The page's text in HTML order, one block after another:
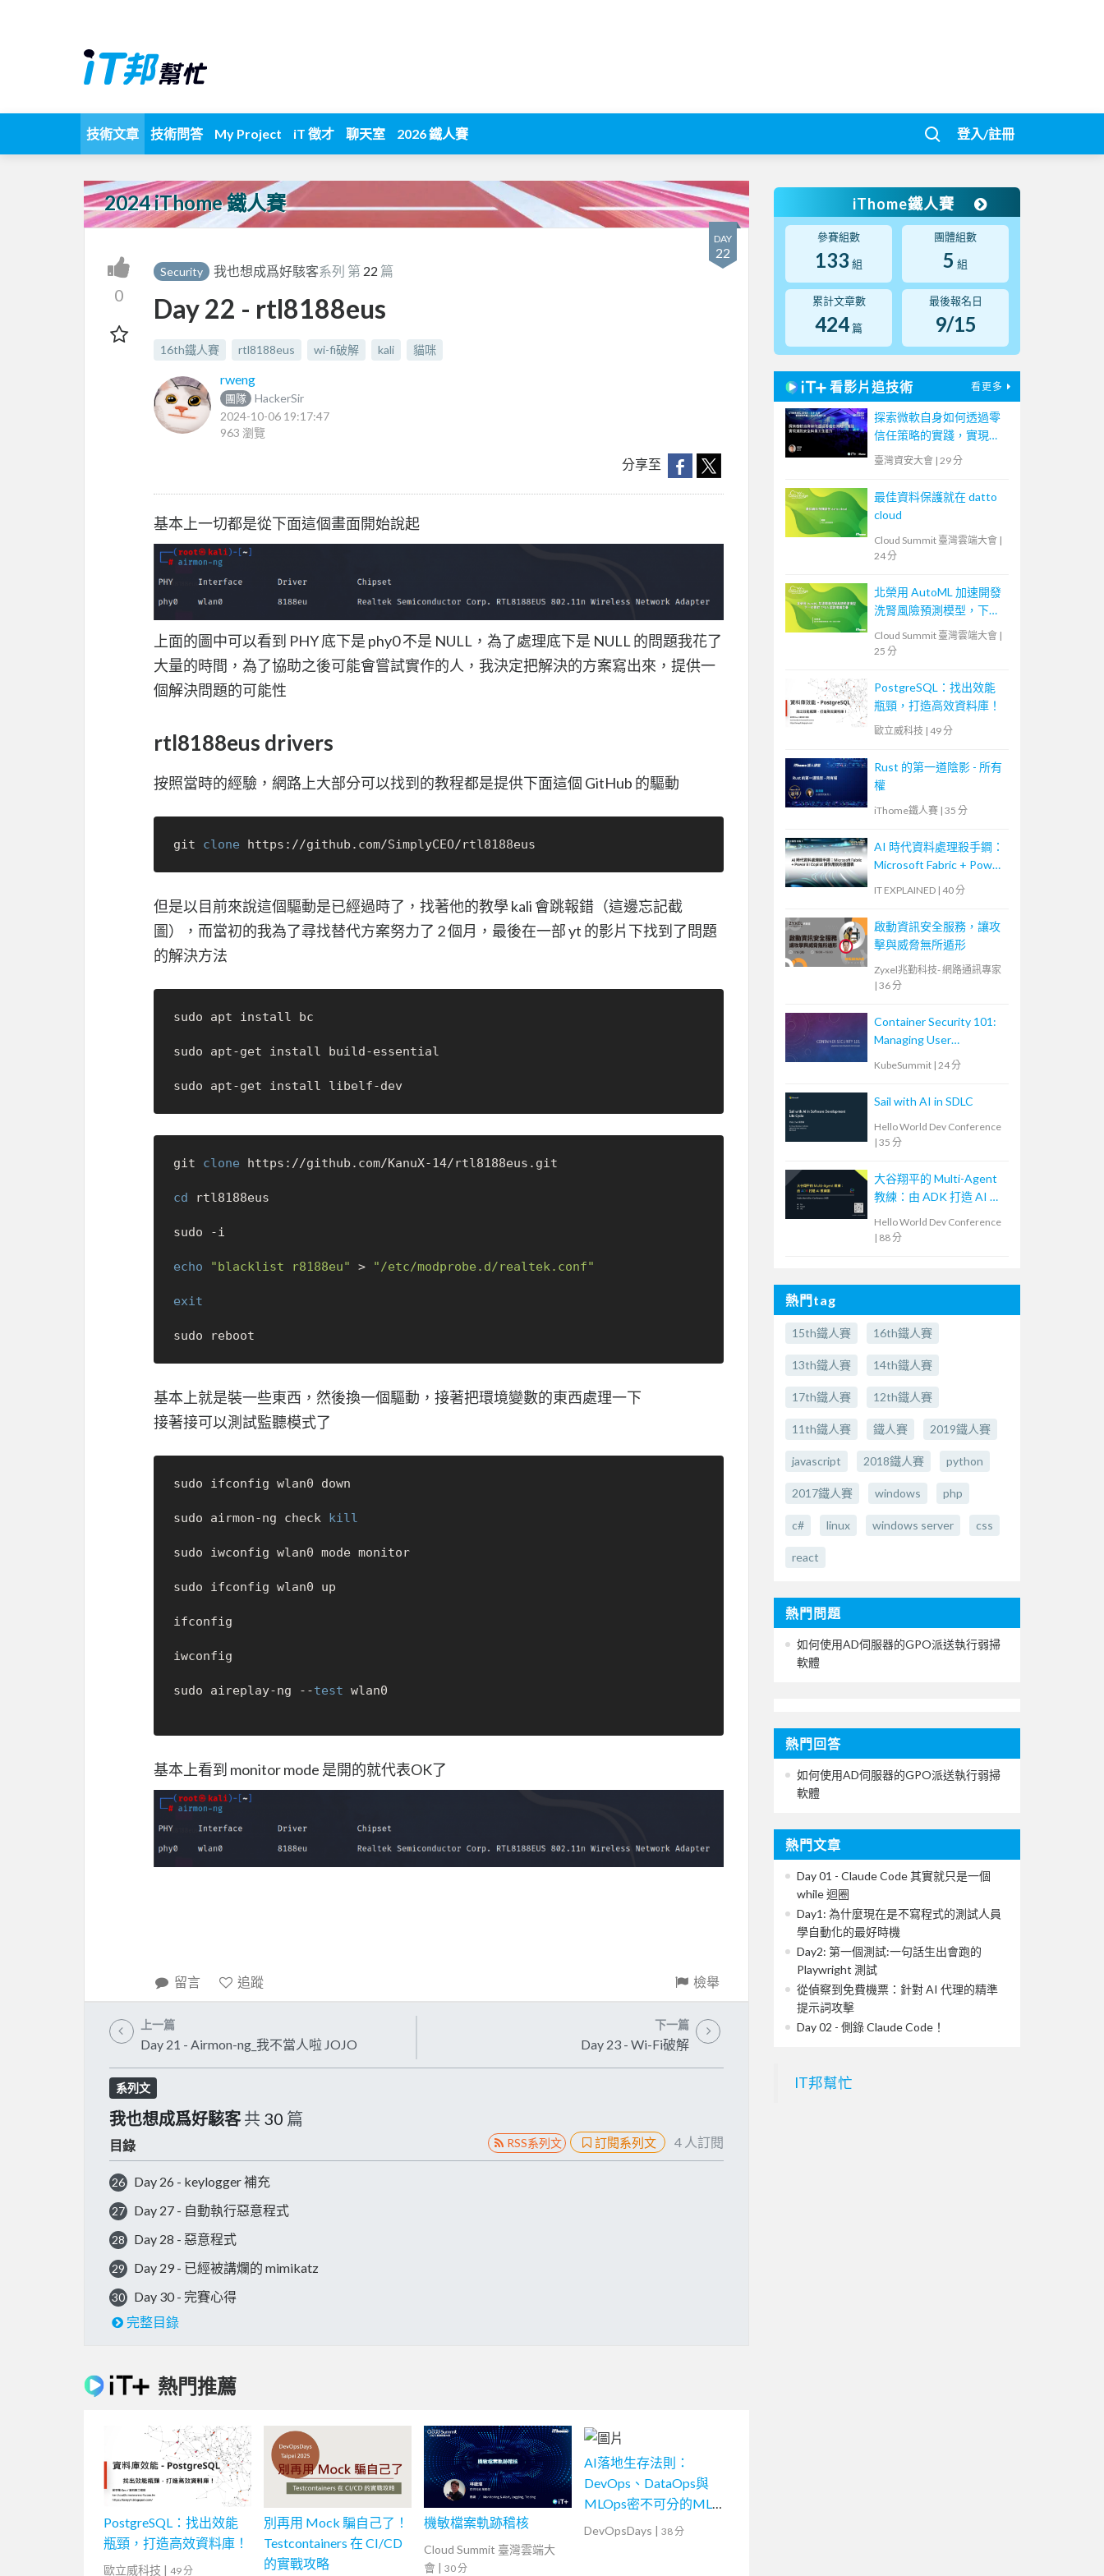
技術文章 技術問答 My Project iT 徵才 聊天室 2026 鐵人賽 登入/註冊
2024 iThome 鐵人賽
DAY
22
0
Security 我也想成爲好駭客系列 第 22 篇
Day 22 - rtl8188eus
16th鐵人賽 rtl8188eus wi-fi破解 kali 貓咪
rweng
團隊
HackerSir
2024-10-06 19:17:47
963 瀏覽
分享至
基本上一切都是從下面這個畫面開始說起
上面的圖中可以看到 PHY 底下是 phy0 不是 NULL，為了處理底下是 NULL 的問題我花了
大量的時間，為了協助之後可能會嘗試實作的人，我決定把解決的方案寫出來，提供一
個解決問題的可能性
rtl8188eus drivers
按照當時的經驗，網路上大部分可以找到的教程都是提供下面這個 GitHub 的驅動
git clone
但是以目前來說這個驅動是已經過時了，找著他的教學 kali 會跳報錯（這邊忘記截
圖），而當初的我為了尋找替代方案努力了 2 個月，最後在一部 yt 的影片下找到了問題
的解決方法
sudo apt install bc
sudo apt-get install build-essential
git clone https://github.com/KanuX-14/rtl8188eus.git
cd rtl8188eus
sudo -i
echo "blacklist r8188eu" > "/etc/modprobe.d/realtek.conf"
exit
基本上就是裝一些東西，然後換一個驅動，接著把環境變數的東西處理一下
接著接可以測試監聽模式了
sudo ifconfig wlan0 down
sudo airmon-ng check kill
sudo iwconfig wlan0 mode monitor
sudo ifconfig wlan0 up
ifconfig
iwconfig
sudo aireplay-ng --test wlan0
基本上看到 monitor mode 是開的就代表OK了
留言 追蹤 檢舉
上一篇
Day 21 - Airmon-ng_我不當人啦 JOJO
下一篇
Day 23 - Wi-Fi破解
系列文
我也想成爲好駭客共 30 篇
目錄 RSS系列文 訂閱系列文 4 人訂閱
26 Day 26 - keylogger 補充
27 Day 27 - 自動執行惡意程式
28 Day 28 - 惡意程式
29 Day 29 - 已經被講爛的 mimikatz
30
Day 30 - 完賽心得
完整目錄
熱門推薦
PostgreSQL：找出效能
瓶頸，打造高效資料庫！
歐立威科技 | 49 分
別再用 Mock 騙自己了！
Testcontainers 在 CI/CD
的實戰攻略
機敏檔案軌跡稽核
Cloud Summit 臺灣雲端大
會 | 30 分
AI落地生存法則：
DevOps、DataOps與
MLOps密不可分的ML專
案現場
DevOpsDays | 38 分
iThome鐵人賽
參賽組數
133 組
團體組數
5 組
累計文章數
424 篇
最後報名日
9/15
看影片追技術 看更多
探索微軟自身如何透過零
信任策略的實踐，實現資
訊安全與員工生產力
臺灣資安大會 | 29 分
最佳資料保護就在 datto
cloud
Cloud Summit 臺灣雲端大會 |
24 分
北榮用 AutoML 加速開發
洗腎風險預測模型，下一
步要取 TFDA 認證推廣全
臺
Cloud Summit 臺灣雲端大會 |
25 分
PostgreSQL：找出效能
瓶頸，打造高效資料庫！
歐立威科技 | 49 分
Rust 的第一道陰影 - 所有
權
iThome鐵人賽 | 35 分
AI 時代資料處理殺手鐧：
Microsoft Fabric + Power
BI Copilot 讓你用說的畫
IT EXPLAINED | 40 分
啟動資訊安全服務，讓攻
擊與威脅無所遁形
Zyxel兆勤科技- 網路通訊專家
| 36 分
Container Security 101:
Managing User
Permissions for Volumes
KubeSummit | 24 分
Sail with AI in SDLC
Hello World Dev Conference
| 35 分
大谷翔平的 Multi-Agent
教練：由 ADK 打造 AI 教
Hello World Dev Conference
| 88 分
熱門tag
15th鐵人賽 16th鐵人賽
13th鐵人賽 14th鐵人賽
17th鐵人賽 12th鐵人賽
11th鐵人賽 鐵人賽 2019鐵人賽
javascript 2018鐵人賽 python
2017鐵人賽 windows php
c# linux windows server css
react
熱門問題
如何使用AD伺服器的GPO派送執行弱掃
軟體
熱門回答
如何使用AD伺服器的GPO派送執行弱掃
軟體
熱門文章
Day 01 - Claude Code 其實就只是一個
while 迴圈
Day1: 為什麼現在是不寫程式的測試人員
學自動化的最好時機
Day2: 第一個測試:一句話生出會跑的
Playwright 測試
從偵察到免費機票：針對 AI 代理的精準
提示詞攻擊
Day 02 - 側錄 Claude Code！
IT邦幫忙